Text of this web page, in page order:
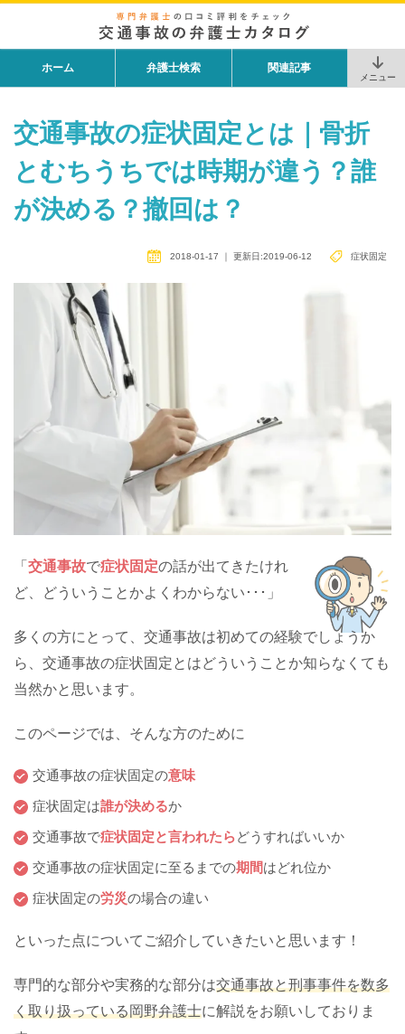
ホーム 弁護士検索 関連記事
メニュー
交通事故の症状固定とは｜骨折
とむちうちでは時期が違う？誰
が決める？撤回は？
2018-01-17｜更新日:2019-06-12 症状固定
「 交通事故で症状固定の話が出てきたけれ
ど、どういうことかよくわからない･･･」
多くの方にとって、交通事故は初めての経験でしょうか
ら、交通事故の症状固定とはどういうことか知らなくても
当然かと思います。
このページでは、そんな方のために
交通事故の症状固定の意味
症状固定は誰が決めるか
交通事故で症状固定と言われたらどうすればいいか
交通事故の症状固定に至るまでの期間はどれ位か
症状固定の労災の場合の違い
といった点についてご紹介していきたいと思います！
専門的な部分や実務的な部分は交通事故と刑事事件を数多
く取り扱っている岡野弁護士に解説をお願いしておりま